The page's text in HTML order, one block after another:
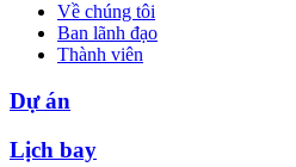
Về chúng tôi
Ban lãnh đạo
Thành viên
Dự án
Lịch bay